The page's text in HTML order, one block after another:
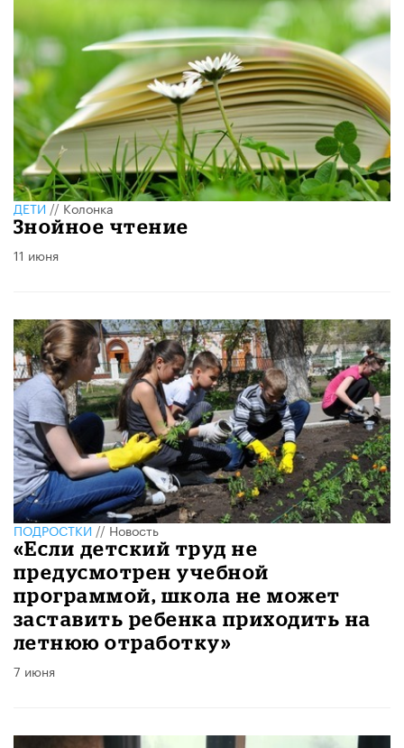
ДЕТИ//Колонка
Знойное чтение
11 июня
ПОДРОСТКИ//Новость
«Если детский труд не
предусмотрен учебной
программой, школа не может
заставить ребенка приходить на
летнюю отработку»
7 июня